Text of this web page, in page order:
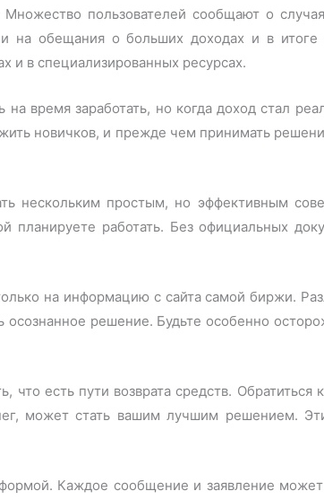
пользователей сообщают о
на обещания о больших доходах и в итоге
и в специализированных ресурсах.
время заработать, но когда доход стал
новичков, и прежде чем принимать
нескольким простым, но эффективным
планируете работать. Без официальных
на информацию с сайта самой биржи.
решение. Будьте особенно
есть пути возврата средств. Обратиться
может стать вашим лучшим решением.
Каждое сообщение и заявление